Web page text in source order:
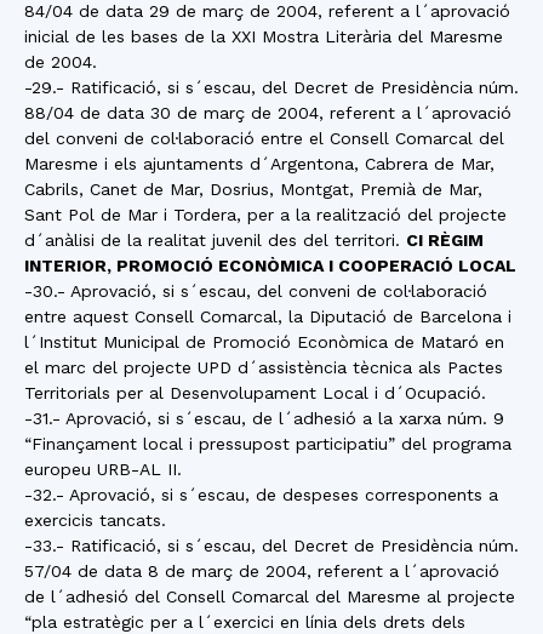
84/04 de data 29 de març de 2004, referent a l´aprovació
inicial de les bases de la XXI Mostra Literària del Maresme
de 2004.
-29.- Ratificació, si s´escau, del Decret de Presidència núm.
88/04 de data 30 de març de 2004, referent a l´aprovació
del conveni de col·laboració entre el Consell Comarcal del
Maresme i els ajuntaments d´Argentona, Cabrera de Mar,
Cabrils, Canet de Mar, Dosrius, Montgat, Premià de Mar,
Sant Pol de Mar i Tordera, per a la realització del projecte
d´anàlisi de la realitat juvenil des del territori. CI RÈGIM
INTERIOR, PROMOCIÓ ECONÒMICA I COOPERACIÓ LOCAL
-30.- Aprovació, si s´escau, del conveni de col·laboració
entre aquest Consell Comarcal, la Diputació de Barcelona i
l´Institut Municipal de Promoció Econòmica de Mataró en
el marc del projecte UPD d´assistència tècnica als Pactes
Territorials per al Desenvolupament Local i d´Ocupació.
-31.- Aprovació, si s´escau, de l´adhesió a la xarxa núm. 9
“Finançament local i pressupost participatiu” del programa
europeu URB-AL II.
-32.- Aprovació, si s´escau, de despeses corresponents a
exercicis tancats.
-33.- Ratificació, si s´escau, del Decret de Presidència núm.
57/04 de data 8 de març de 2004, referent a l´aprovació
de l´adhesió del Consell Comarcal del Maresme al projecte
“pla estratègic per a l´exercici en línia dels drets dels